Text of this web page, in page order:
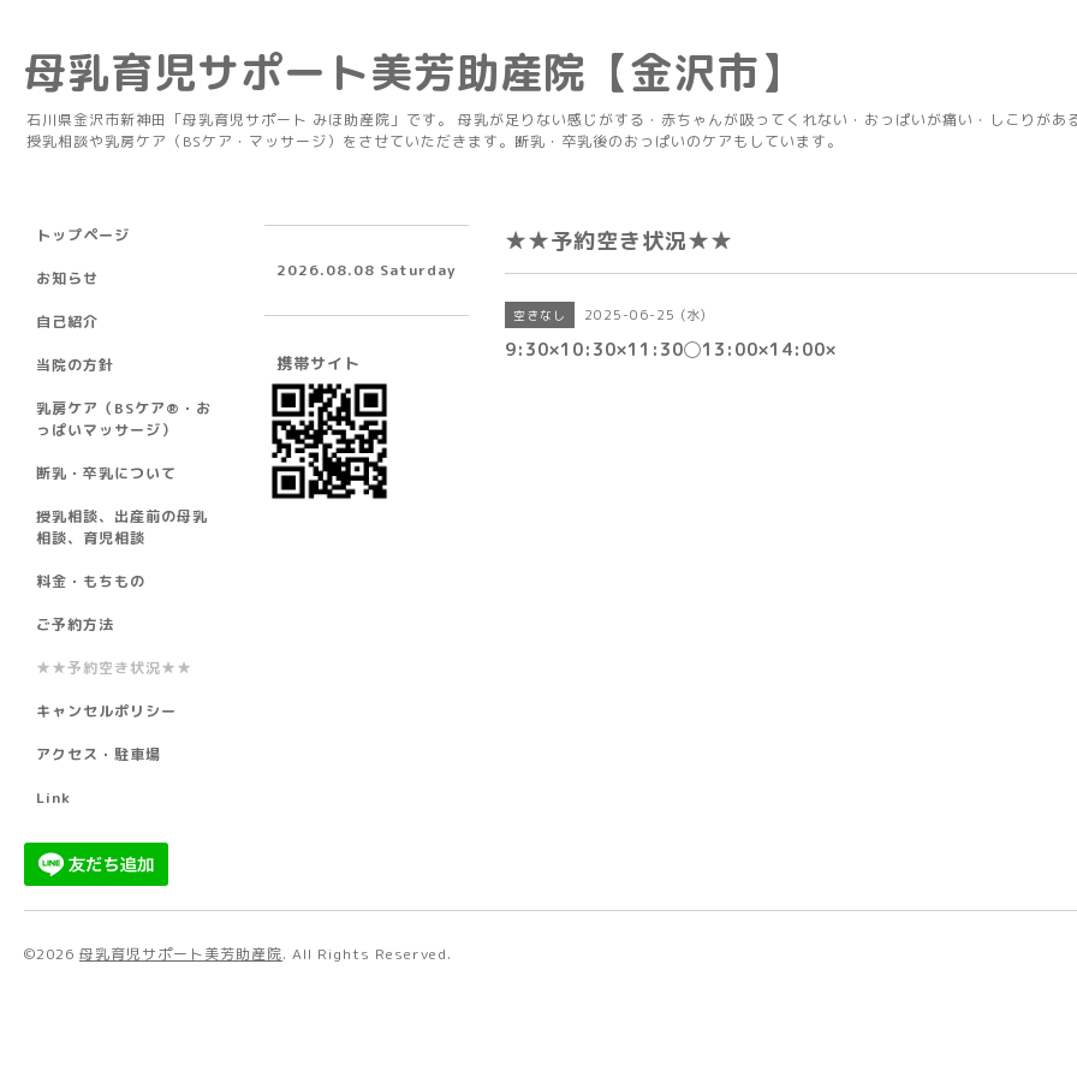
母乳育児サポート美芳助産院【金沢市】
石川県金沢市新神田「母乳育児サポート みほ助産院」です。 母乳が足りない感じがする・赤ちゃんが吸ってくれない・おっぱいが痛い・しこりがあ
授乳相談や乳房ケア（BSケア・マッサージ）をさせていただきます。断乳・卒乳後のおっぱいのケアもしています。
★★予約空き状況★★
空きなし 2025-06-25 (水)
9:30×10:30×11:30◯13:00×14:00×
トップページ
お知らせ
自己紹介
当院の方針
乳房ケア（BSケア®︎・お
っぱいマッサージ）
断乳・卒乳について
授乳相談、出産前の母乳
相談、育児相談
料金・もちもの
ご予約方法
★★予約空き状況★★
キャンセルポリシー
アクセス・駐車場
Link
2026.08.08 Saturday
携帯サイト
©2026 母乳育児サポート美芳助産院. All Rights Reserved.